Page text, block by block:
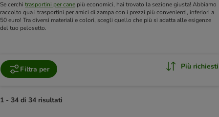
Se cerchi trasportini per cane più economici, hai trovato la sezione giusta! Abbiamo
raccolto qua i trasportini per amici di zampa con i prezzi più convenienti, inferiori a
50 euro! Tra diversi materiali e colori, scegli quello che più si adatta alle esigenze
del tuo pelosetto.
Filtra per Più richiesti
1 - 34 di 34 risultati